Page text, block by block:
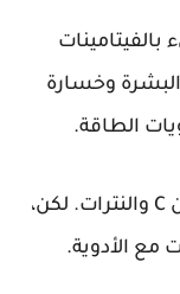
وخسارة
الطاقة.
يحسن التركيز والذاكرة بفضل الفيتامين C والنترات. لكن،
مع الأدوية.